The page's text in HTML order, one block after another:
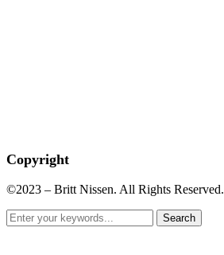
Copyright
©2023 – Britt Nissen. All Rights Reserved.